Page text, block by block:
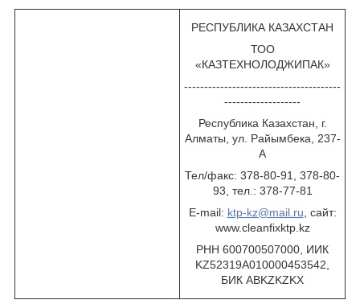
РЕСПУБЛИКА КАЗАХСТАН
ТОО
«КАЗТЕХНОЛОДЖИПАК»
---------------------------------------
-------------------
Республика Казахстан, г.
Алматы, ул. Райымбека, 237-
А
Тел/факс: 378-80-91, 378-80-
93, тел.: 378-77-81
E-mail: ktp-kz@mail.ru , сайт:
www.cleanfixktp.kz
РНН 600700507000, ИИК
KZ52319A010000453542
БИК ABKZKZKX